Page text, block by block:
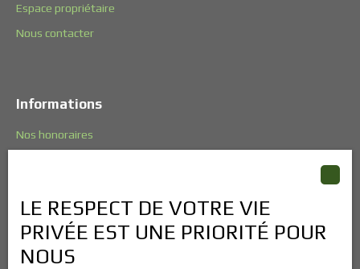
Espace propriétaire
Nous contacter
Informations
Nos honoraires
Plan du site
Recrutement
Gérer les cookies
LE RESPECT DE VOTRE VIE
PRIVÉE EST UNE PRIORITÉ POUR
NOUS